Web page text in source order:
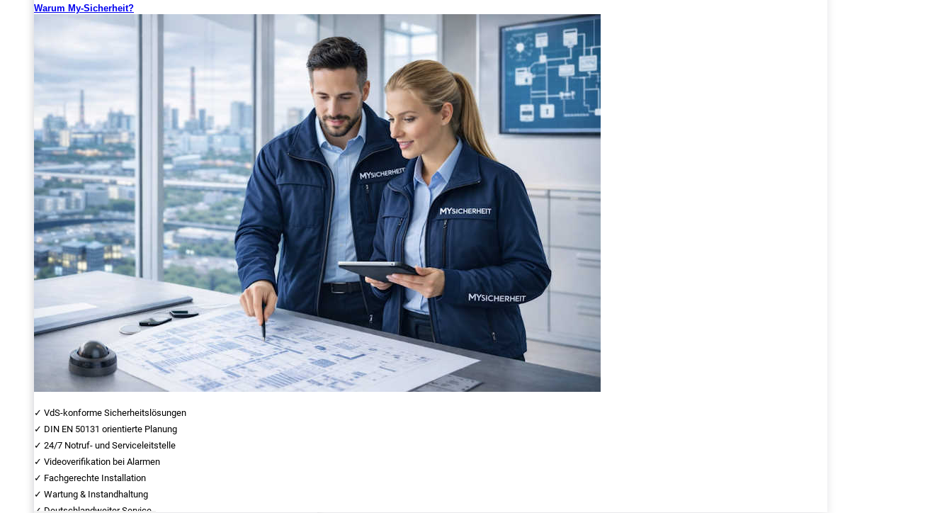
Warum My-Sicherheit?
✓ VdS-konforme Sicherheitslösungen
✓ DIN EN 50131 orientierte Planung
✓ 24/7 Notruf- und Serviceleitstelle
✓ Videoverifikation bei Alarmen
✓ Fachgerechte Installation
✓ Wartung & Instandhaltung
✓ Deutschlandweiter Service